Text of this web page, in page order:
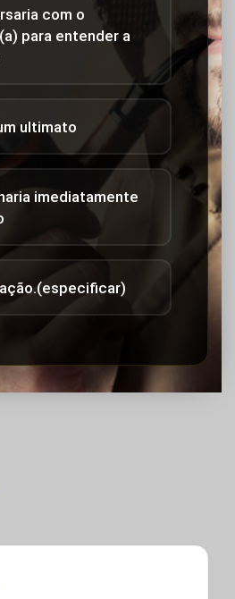
com o
para entender a
ultimato
imediatamente